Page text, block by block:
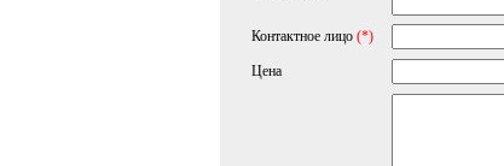
Контактное лицо (*)
Цена